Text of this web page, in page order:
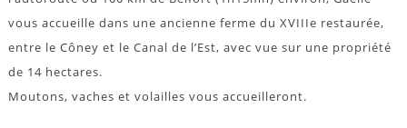
vous accueille dans une ancienne ferme du XVIIIe restaurée,
entre le Côney et le Canal de l’Est, avec vue sur une propriété
de 14 hectares.
Moutons, vaches et volailles vous accueilleront.